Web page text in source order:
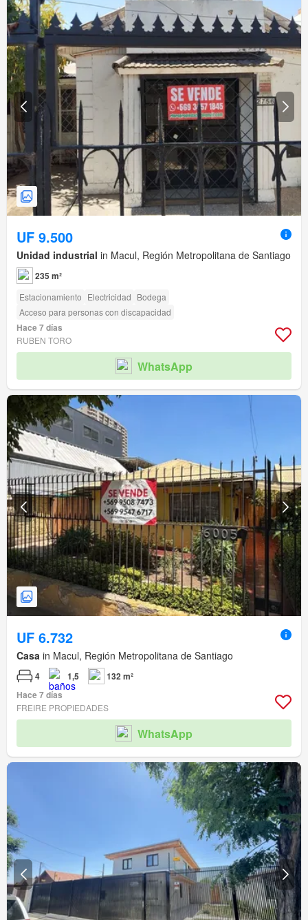
UF 9.500
Unidad industrial in Macul, Región Metropolitana de Santiago
235 m²
Estacionamiento Electricidad Bodega
Acceso para personas con discapacidad
Hace 7 días
RUBEN TORO
WhatsApp
UF 6.732
Casa in Macul, Región Metropolitana de Santiago
4 1,5
132 m²
Hace 7 días
FREIRE PROPIEDADES
WhatsApp